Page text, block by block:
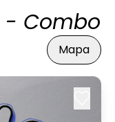
- Combo
Mapa